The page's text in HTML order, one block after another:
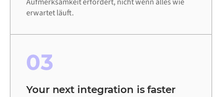
Aufmerksamkeit erfordert, nicht wenn alles wie
erwartet läuft.
03
Your next integration is faster